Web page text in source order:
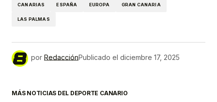
CANARIAS ESPAÑA EUROPA GRAN CANARIA
LAS PALMAS
por RedacciónPublicado el diciembre 17, 2025
MÁS NOTICIAS DEL DEPORTE CANARIO